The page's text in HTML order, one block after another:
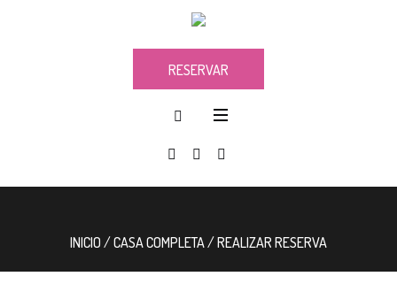
RESERVAR
INICIO /CASA COMPLETA/ REALIZAR RESERVA